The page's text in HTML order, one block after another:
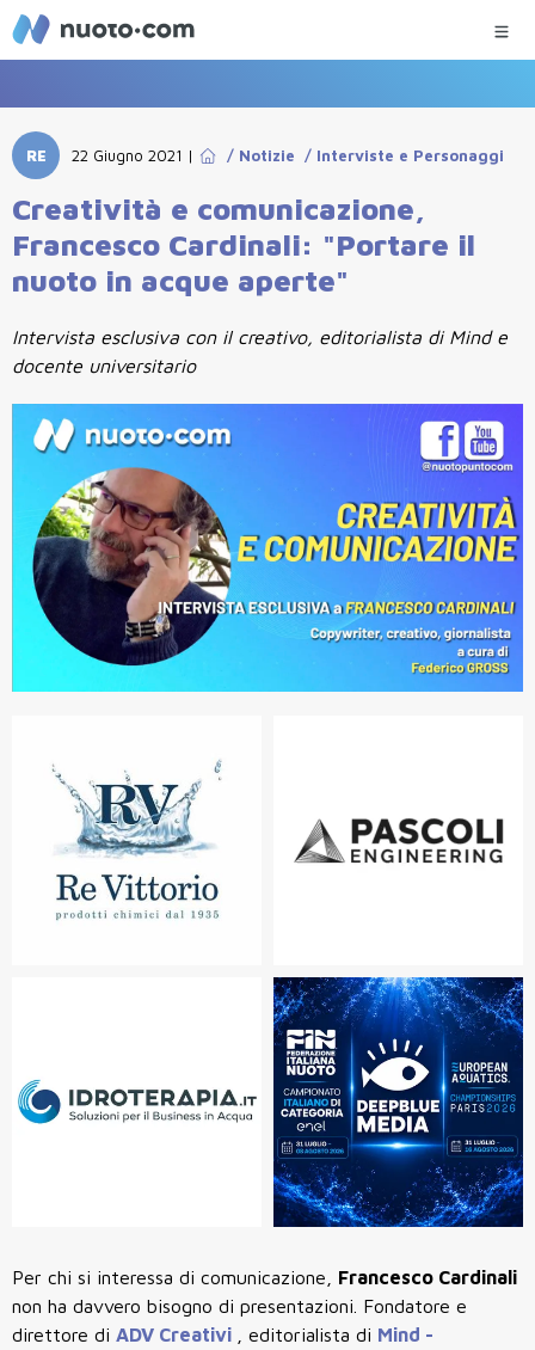
RE 22 Giugno 2021 | / Notizie / Interviste e Personaggi
Creatività e comunicazione,
Francesco Cardinali: "Portare il
nuoto in acque aperte"
Intervista esclusiva con il creativo, editorialista di Mind e
docente universitario
Per chi si interessa di comunicazione, Francesco Cardinali
non ha davvero bisogno di presentazioni. Fondatore e
direttore di ADV Creativi , editorialista di Mind -